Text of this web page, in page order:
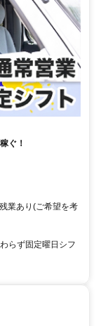
ぐ！
業あり(ご希望を考
も変わらず固定曜日シフ